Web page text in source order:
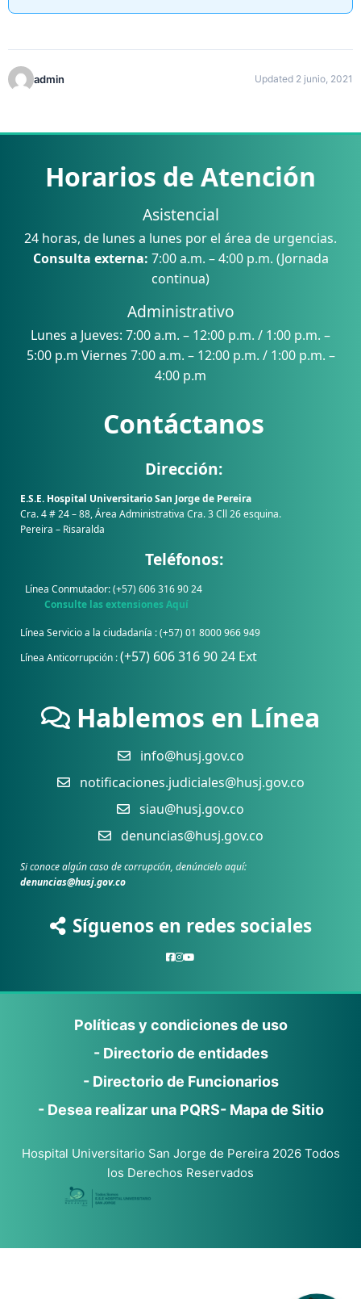
admin Updated 2 junio, 2021
Horarios de Atención
Asistencial
24 horas, de lunes a lunes por el área de urgencias.
Consulta externa: 7:00 a.m. – 4:00 p.m. (Jornada
continua)
Administrativo
Lunes a Jueves: 7:00 a.m. – 12:00 p.m. / 1:00 p.m. –
5:00 p.m Viernes 7:00 a.m. – 12:00 p.m. / 1:00 p.m. –
4:00 p.m
Contáctanos
Dirección:
E.S.E. Hospital Universitario San Jorge de Pereira
Cra. 4 # 24 – 88, Área Administrativa Cra. 3 Cll 26 esquina.
Pereira – Risaralda
Teléfonos:
Línea Conmutador: (+57) 606 316 90 24
Consulte las extensiones Aquí
Línea Servicio a la ciudadanía : (+57) 01 8000 966 949
Línea Anticorrupción :(+57) 606 316 90 24 Ext
Hablemos en Línea
info@husj.gov.co
notificaciones.judiciales@husj.gov.co
siau@husj.gov.co
denuncias@husj.gov.co
Si conoce algún caso de corrupción, denúncielo aquí:
denuncias@husj.gov.co
Síguenos en redes sociales
Políticas y condiciones de uso
- Directorio de entidades
- Directorio de Funcionarios
- Desea realizar una PQRS- Mapa de Sitio
Hospital Universitario San Jorge de Pereira 2026 Todos
los Derechos Reservados